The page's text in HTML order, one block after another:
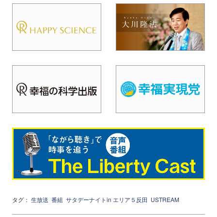
タグ： 生放送 番組 サタデーナイトin エリア５反田 USTREAM